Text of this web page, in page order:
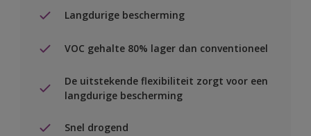
Langdurige bescherming
VOC gehalte 80% lager dan conventioneel
De uitstekende flexibiliteit zorgt voor een
langdurige bescherming
Snel drogend